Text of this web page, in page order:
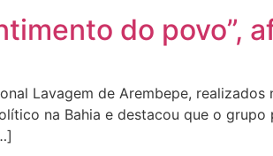
do povo”,
Lavagem de Arembepe, realizados
na Bahia e destacou que o